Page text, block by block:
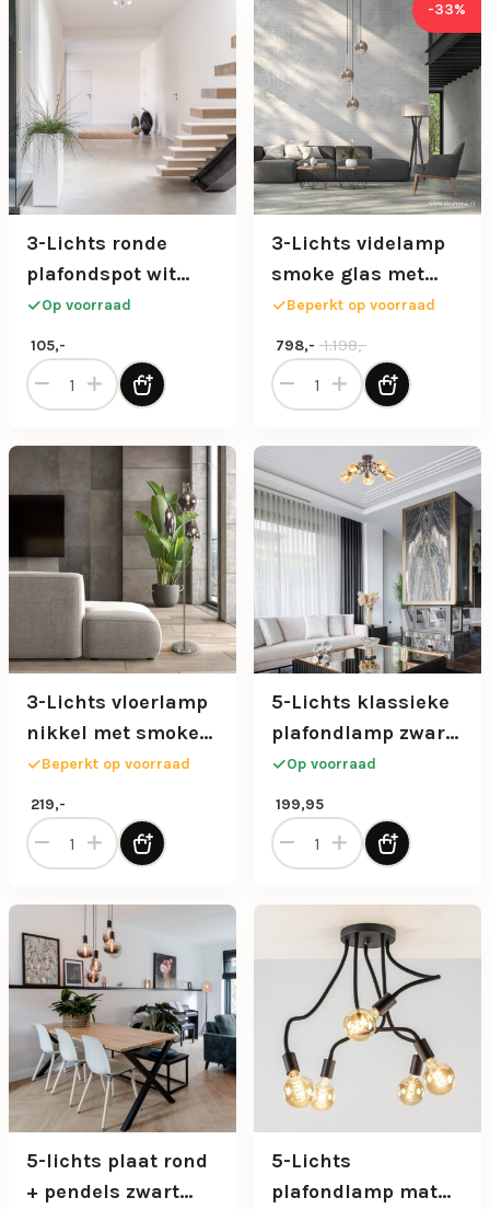
3-Lichts ronde
plafondspot wit
verstelbaar
Op voorraad
105,-
3-Lichts ronde plafondspot wit verstelbaar aantal
-33%
3-Lichts videlamp
smoke glas met
zwart
Beperkt op voorraad
1.198,-
Oorspronkelijke prijs was:
798,-
Huidige prijs is: 798,-.
3-Lichts videlamp smoke
3-Lichts vloerlamp
nikkel met smoke
glazen kappen
dimbaar
Beperkt op voorraad
219,-
3-Lichts vloerlamp nikkel met smoke glazen kappen
5-Lichts klassieke
plafondlamp zwart
met amber glazen
bollen
Op voorraad
199,95
5-Lichts klassieke
5-lichts plaat rond
+ pendels zwart
5-Lichts
plafondlamp mat